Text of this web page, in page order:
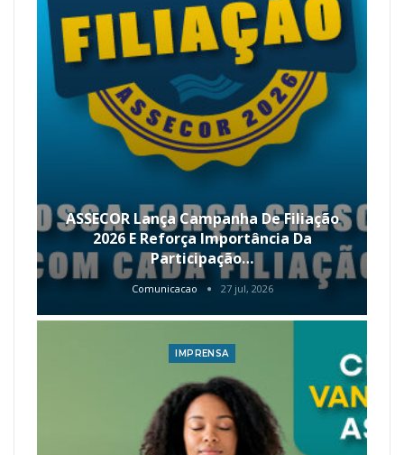
ASSECOR Lança Campanha De Filiação
2026 E Reforça Importância Da
Participação…
Comunicacao 27 jul, 2026
IMPRENSA